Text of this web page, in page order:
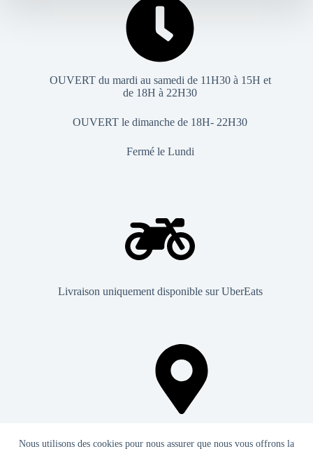
Nous utilisons des cookies pour nous assurer que nous vous offrons la
OUVERT du mardi au samedi de 11H30 à 15H et
de 18H à 22H30
OUVERT le dimanche de 18H- 22H30
Fermé le Lundi
Livraison uniquement disponible sur UberEats